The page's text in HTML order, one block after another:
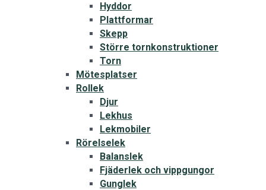
Hyddor
Plattformar
Skepp
Större tornkonstruktioner
Torn
Mötesplatser
Rollek
Djur
Lekhus
Lekmobiler
Rörelselek
Balanslek
Fjäderlek och vippgungor
Gunglek